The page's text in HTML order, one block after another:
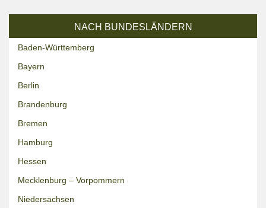
NACH BUNDESLÄNDERN
Baden-Württemberg
Bayern
Berlin
Brandenburg
Bremen
Hamburg
Hessen
Mecklenburg – Vorpommern
Niedersachsen